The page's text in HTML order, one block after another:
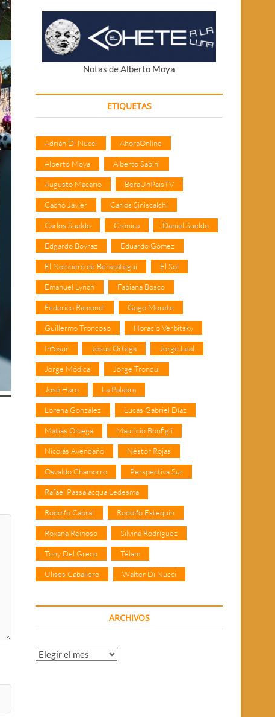
Notas de Alberto Moya
ETIQUETAS
Adrián Di Nucci AhoraOnline
Alberto Moya Alberto Sabini
Augusto Macario BeraUnPaisTV
Cacho Javier Carlos Siniscalchi
Carlos Sueldo Crónica Daniel Sueldo
Edgardo Boyraz Eduardo Gómez
El Noticiero de Berazategui El Sol
Emanuel Lynch Fabiana Bosco
Federico Ramondi Gogo Morete
Guillermo Troncoso Horacio Verbitsky
Infosur Jesús Ortega Jorge Leal
Jorge Módica Jorge Tronqui
José Haro La Palabra
Lorena González Lucas Gabriel Díaz
Matías Ortega Mauricio Bonfigli
Nicolás Avendaño Néstor Rojas
Osvaldo Chamorro Perspectiva Sur
Rafael Passalacqua Ledesma
Rodolfo Cabral Rodolfo Estequin
Roxana Reinoso Silvina Rodríguez
Tony Del Greco Télam
Ulises Caballero Walter Di Nucci
ARCHIVOS
Archivos